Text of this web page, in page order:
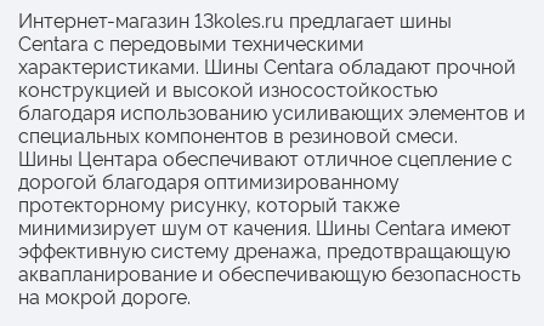
Интернет-магазин 13koles.ru предлагает шины
Centara с передовыми техническими
характеристиками. Шины Centara обладают прочной
конструкцией и высокой износостойкостью
благодаря использованию усиливающих элементов и
специальных компонентов в резиновой смеси.
Шины Центара обеспечивают отличное сцепление с
дорогой благодаря оптимизированному
протекторному рисунку, который также
минимизирует шум от качения. Шины Centara имеют
эффективную систему дренажа, предотвращающую
аквапланирование и обеспечивающую безопасность
на мокрой дороге.